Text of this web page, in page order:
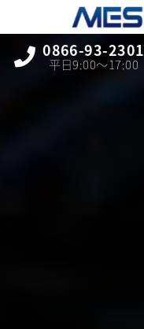
0866-93-2301
平日9:00〜17:00